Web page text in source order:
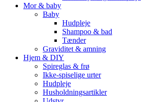
Mor & baby
Baby
Hudpleje
Shampoo & bad
Tænder
Graviditet & amning
Hjem & DIY
Spireglas & frø
Ikke-spiselige urter
Hudpleje
Husholdningsartikler